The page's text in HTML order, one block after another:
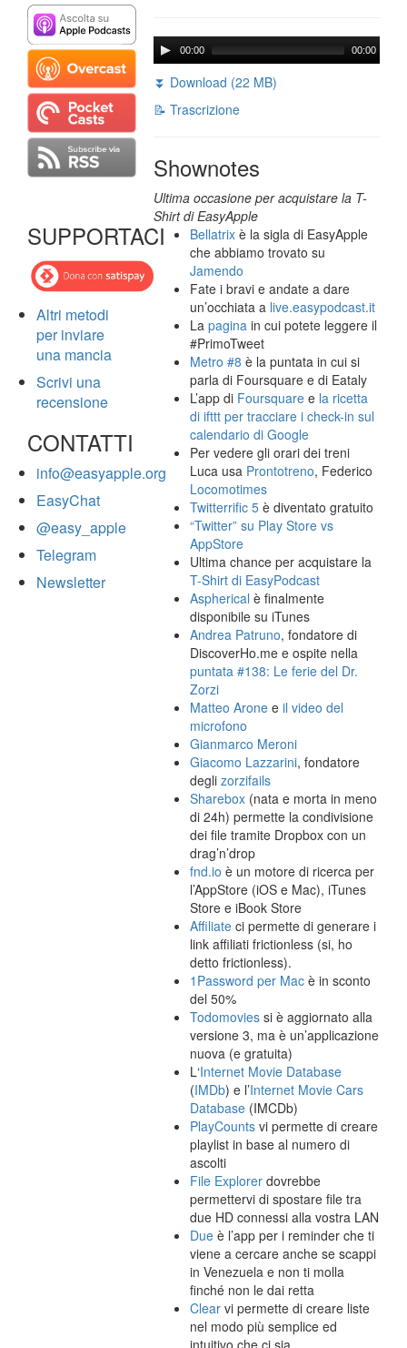
SUPPORTACI
Altri metodi
per inviare
una mancia
Scrivi una
recensione
CONTATTI
info@easyapple.org
EasyChat
@easy_apple
Telegram
Newsletter
00:00 00:00
⏬ Download (22 MB)
📝 Trascrizione
Shownotes
Ultima occasione per acquistare la T-
Shirt di EasyApple
Bellatrix è la sigla di EasyApple
che abbiamo trovato su
Jamendo
Fate i bravi e andate a dare
un’occhiata a live.easypodcast.it
Lapagina in cui potete leggere il
#PrimoTweet
Metro #8 è la puntata in cui si
parla di Foursquare e di Eataly
L’app di Foursquare e la ricetta
di ifttt per tracciare i check-in sul
calendario di Google
Per vedere gli orari dei treni
Luca usa Prontotreno, Federico
Locomotimes
Twitterrific 5 è diventato gratuito
“Twitter” su Play Store vs
AppStore
Ultima chance per acquistare la
T-Shirt di EasyPodcast
Aspherical è finalmente
disponibile su iTunes
Andrea Patruno, fondatore di
DiscoverHo.me e ospite nella
puntata #138: Le ferie del Dr.
Zorzi
Matteo Arone eil video del
microfono
Gianmarco Meroni
Giacomo Lazzarini, fondatore
deglizorzifails
Sharebox (nata e morta in meno
di 24h) permette la condivisione
dei file tramite Dropbox con un
drag’n’drop
fnd.io è un motore di ricerca per
l’AppStore (iOS e Mac), iTunes
Store e iBook Store
Affiliate ci permette di generare i
link affiliati frictionless (si, ho
detto frictionless).
1Password per Mac è in sconto
del 50%
Todomovies si è aggiornato alla
versione 3, ma è un’applicazione
nuova (e gratuita)
L‘Internet Movie Database
(IMDb) e l’Internet Movie Cars
Database (IMCDb)
PlayCounts vi permette di creare
playlist in base al numero di
ascolti
File Explorer dovrebbe
permettervi di spostare file tra
due HD connessi alla vostra LAN
Due è l’app per i reminder che ti
viene a cercare anche se scappi
in Venezuela e non ti molla
finché non le dai retta
Clear vi permette di creare liste
nel modo più semplice ed
intuitivo che ci sia